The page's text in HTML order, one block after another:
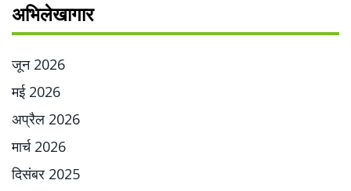
अभिलेखागार
जून 2026
मई 2026
अप्रैल 2026
मार्च 2026
दिसंबर 2025